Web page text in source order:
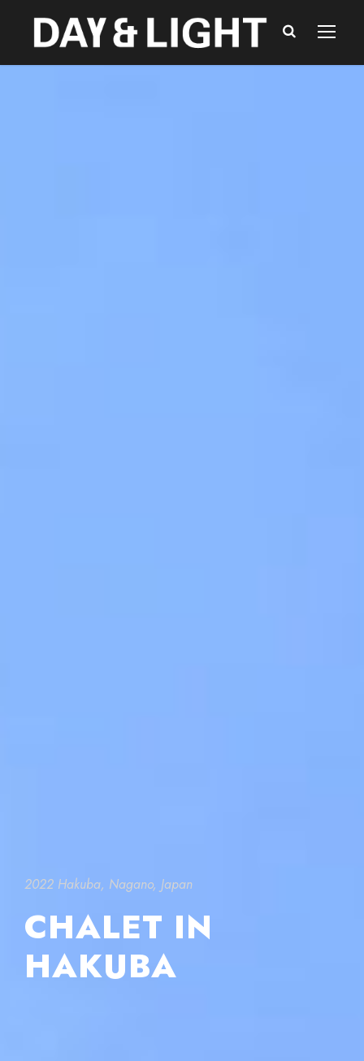
2022 Hakuba, Nagano, Japan
CHALET IN
HAKUBA